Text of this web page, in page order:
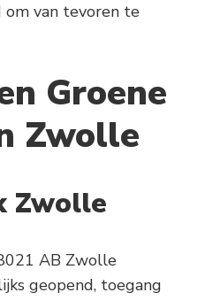
om van tevoren te
Groene
Zwolle
Zwolle
AB Zwolle
geopend, toegang